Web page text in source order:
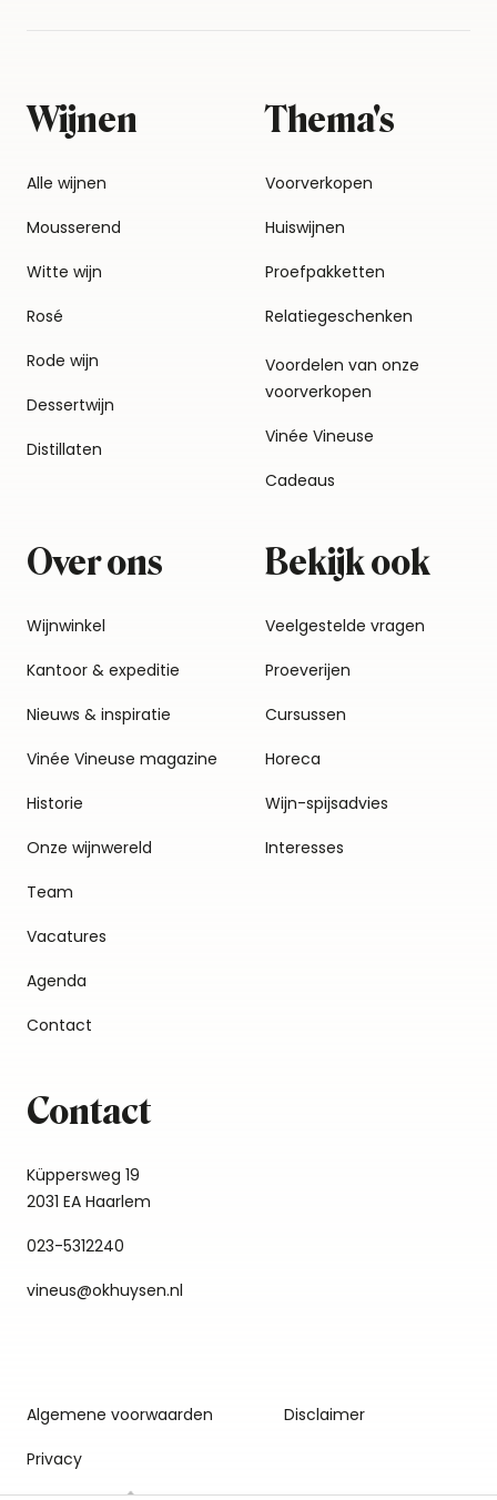
Wijnen
Alle wijnen
Mousserend
Witte wijn
Rosé
Rode wijn
Dessertwijn
Distillaten
Thema's
Voorverkopen
Huiswijnen
Proefpakketten
Relatiegeschenken
Voordelen van onze
voorverkopen
Vinée Vineuse
Cadeaus
Over ons
Wijnwinkel
Kantoor & expeditie
Nieuws & inspiratie
Vinée Vineuse magazine
Historie
Onze wijnwereld
Team
Vacatures
Agenda
Contact
Bekijk ook
Veelgestelde vragen
Proeverijen
Cursussen
Horeca
Wijn-spijsadvies
Interesses
Contact
Küppersweg 19
2031 EA Haarlem
023-5312240
vineus@okhuysen.nl
Algemene voorwaarden
Disclaimer
Privacy